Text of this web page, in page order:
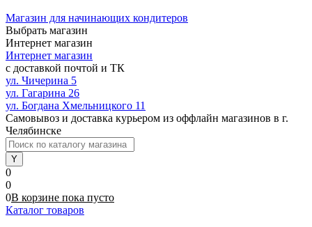
Магазин для начинающих кондитеров
Выбрать магазин
Интернет магазин
Интернет магазин
с доставкой почтой и ТК
ул. Чичерина 5
ул. Гагарина 26
ул. Богдана Хмельницкого 11
Самовывоз и доставка курьером из оффлайн магазинов в г.
Челябинске
0
0
0В корзине пока пусто
Каталог товаров